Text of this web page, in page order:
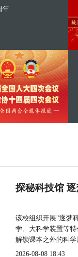
年
探秘科技馆
该校组织开展"逐梦
学、大科学装置等
解锁课本之外的科
2026-08-08 18:43